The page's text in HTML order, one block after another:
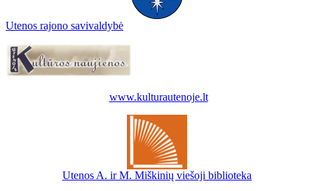
Utenos rajono savivaldybė
www.kulturautenoje.lt
Utenos A. ir M. Miškinių viešoji biblioteka